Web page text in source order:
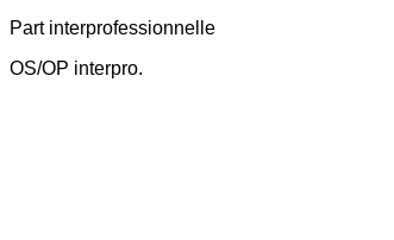
Part interprofessionnelle
OS/OP interpro.